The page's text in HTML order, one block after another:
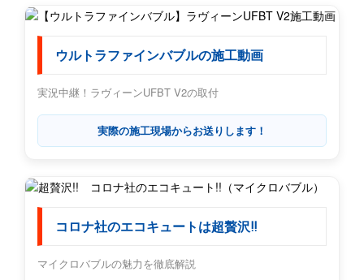
ウルトラファインバブルの施工動画
実況中継！ラヴィーンUFBT V2の取付
実際の施工現場からお送りします！
コロナ社のエコキュートは超贅沢!!
マイクロバブルの魅力を徹底解説